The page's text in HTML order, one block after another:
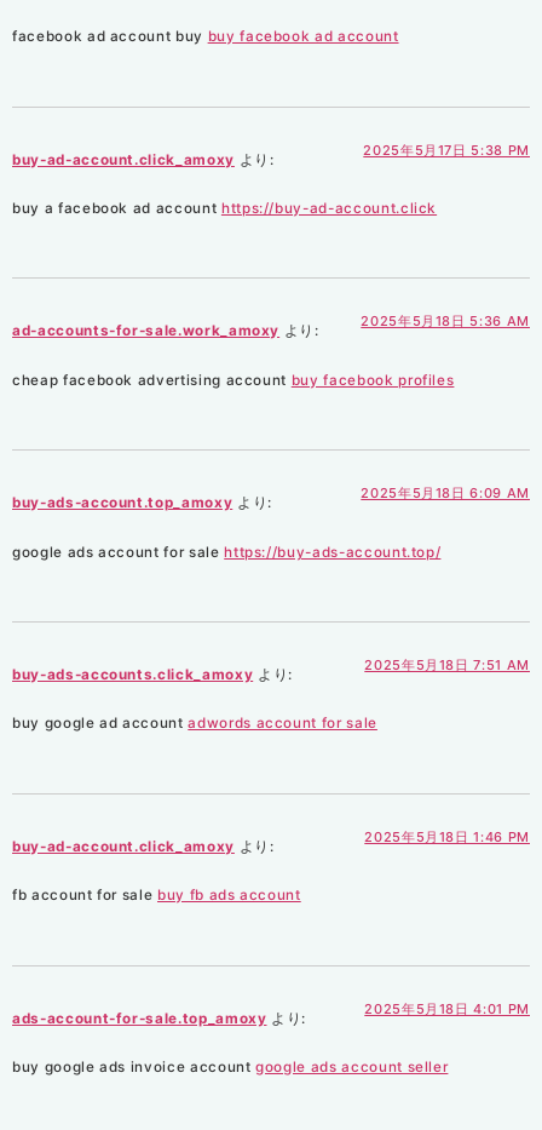
facebook ad account buy buy facebook ad account
buy-ad-account.click_amoxy より:
2025年5月17日 5:38 PM
buy a facebook ad account https://buy-ad-account.click
ad-accounts-for-sale.work_amoxy より:
2025年5月18日 5:36 AM
cheap facebook advertising account buy facebook profiles
buy-ads-account.top_amoxy より:
2025年5月18日 6:09 AM
google ads account for salehttps://buy-ads-account.top/
buy-ads-accounts.click_amoxy より:
2025年5月18日 7:51 AM
buy google ad accountadwords account for sale
buy-ad-account.click_amoxy より:
2025年5月18日 1:46 PM
fb account for sale buy fb ads account
ads-account-for-sale.top_amoxy より:
2025年5月18日 4:01 PM
buy google ads invoice accountgoogle ads account seller